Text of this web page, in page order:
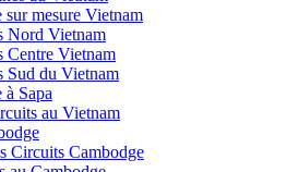
sur mesure Vietnam
Nord Vietnam
Centre Vietnam
Sud du Vietnam
à Sapa
au Vietnam
Circuits Cambodge